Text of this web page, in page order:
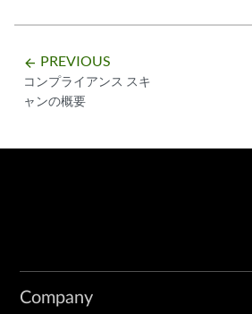
arrow_backward PREVIOUS
コンプライアンス スキ
ャンの概要
Company